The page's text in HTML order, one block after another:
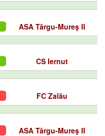
ASA Târgu-Mureş II
CS Iernut
FC Zalău
ASA Târgu-Mureş II